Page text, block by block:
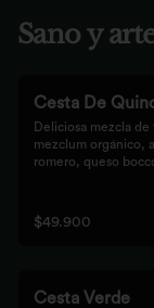
Sano y
Cesta De
Deliciosa mezcla de
mezclum orgánico,
romero, queso
$49.900
Cesta Verde